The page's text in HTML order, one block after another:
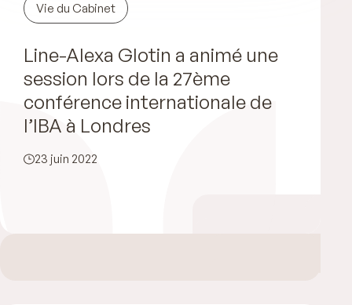
Vie du Cabinet
Line-Alexa Glotin a animé une
session lors de la 27ème
conférence internationale de
l’IBA à Londres
23 juin 2022